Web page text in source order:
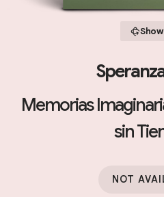
Show
Memorias
sin
NOT